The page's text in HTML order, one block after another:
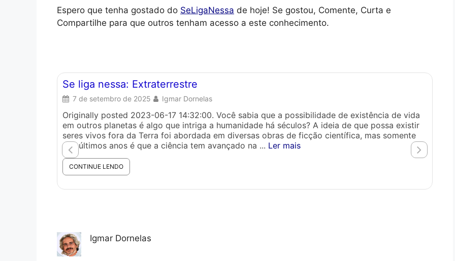
Espero que tenha gostado do SeLigaNessa de hoje! Se gostou, Comente, Curta e
Compartilhe para que outros tenham acesso a este conhecimento.
Se liga nessa: Extraterrestre
7 de setembro de 2025 Igmar Dornelas
Originally posted 2023-06-17 14:32:00. Você sabia que a possibilidade de existência de vida
em outros planetas é algo que intriga a humanidade há séculos? A ideia de que possa existir
seres vivos fora da Terra foi abordada em diversas obras de ficção científica, mas somente
nos últimos anos é que a ciência tem avançado na ... Ler mais
CONTINUE LENDO
Igmar Dornelas